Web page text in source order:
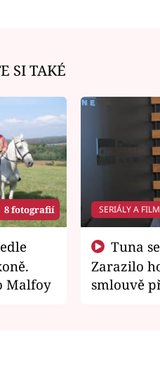
SI TAKÉ
8 fotografií
Malfoy
SERIÁLY A
Zarazilo
smlouvě